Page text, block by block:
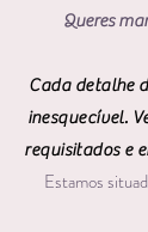
Queres
Cada detalhe
inesquecível.
requisitados e
Estamos